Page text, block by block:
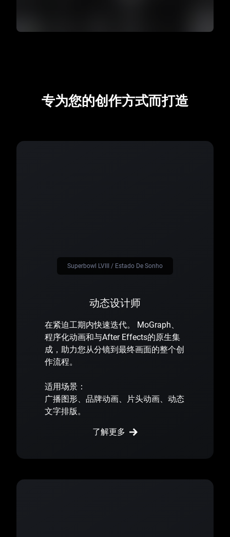
专为您的创作方式而打造
动态设计师
在紧迫工期内快速迭代。 MoGraph、
程序化动画和与After Effects的原生集
成，助力您从分镜到最终画面的整个创
作流程。
适用场景：
广播图形、品牌动画、片头动画、动态
文字排版。
了解更多
Superbowl LVIII / Estado De Sonho